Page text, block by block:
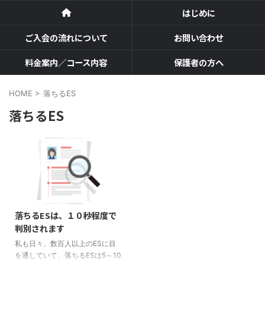
はじめに
ご入会の流れについて
お問い合わせ
料金案内／コース内容
保護者の方へ
HOME > 落ちるES
落ちるES
落ちるESは、１０秒程度で
判別されます
私も日々、数百人以上のESに目
を通していて、落ちるESは5～10